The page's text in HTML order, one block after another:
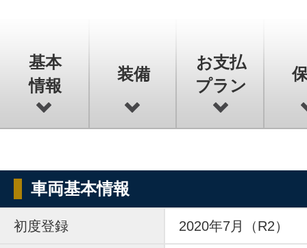
基本
情報
装備
お支払
プラン
車両基本情報
初度登録 2020年7月（R2）